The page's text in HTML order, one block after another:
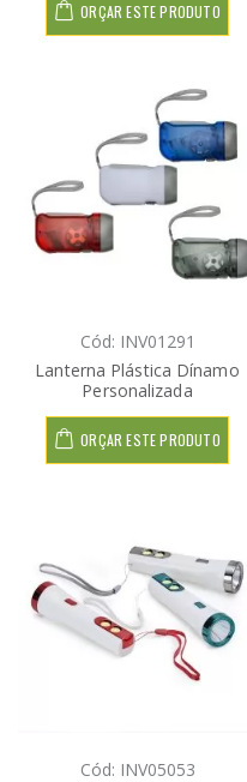
ORÇAR ESTE PRODUTO
Cód: INV01291
Lanterna Plástica Dínamo
Personalizada
ORÇAR ESTE PRODUTO
Cód: INV05053